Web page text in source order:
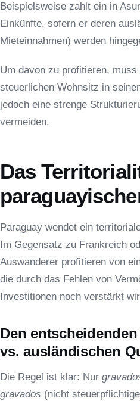
Beispielsweise zahlt ein in
Einkünfte, sofern er deren
Mieteinnahmen) werden
Um davon zu profitieren,
steuerlichen Wohnsitz in
jedoch eine strenge
vermeiden.
Das
Paraguay wendet ein
Im Gegensatz zu Frankreich
Auswanderer profitieren von
die durch das Fehlen von
Investitionen noch verstärkt
Den
vs. ausländischen
Die Regel ist klar: Nur
gravados (nicht